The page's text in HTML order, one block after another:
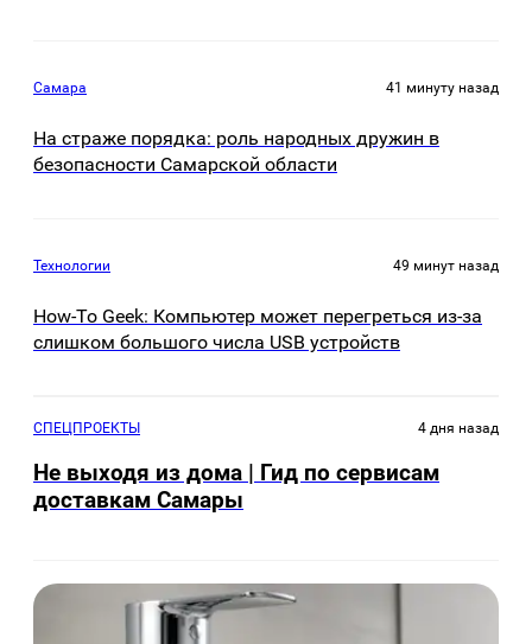
Самара 41 минуту назад
На страже порядка: роль народных дружин в
безопасности Самарской области
Технологии 49 минут назад
How-To Geek: Компьютер может перегреться из-за
слишком большого числа USB устройств
СПЕЦПРОЕКТЫ 4 дня назад
Не выходя из дома | Гид по сервисам
доставкам Самары